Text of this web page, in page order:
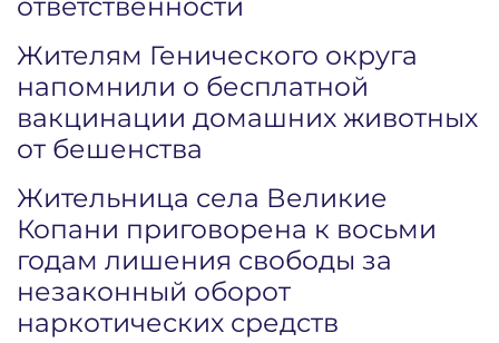
Жителям Генического округа
напомнили о бесплатной
вакцинации домашних животных
от бешенства
Жительница села Великие
Копани приговорена к восьми
годам лишения свободы за
незаконный оборот
наркотических средств